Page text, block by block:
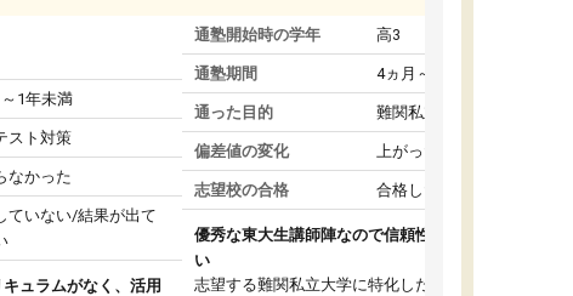
1年未満
スト対策
なかった
ていない/結果が出て
ュラムがなく、活用
通塾開始時の学年 高3
通塾期間 4ヵ月～1年未満
通った目的 難関私立受験対策
偏差値の変化 上がった
志望校の合格 合格した
優秀な東大生講師陣なので信頼性や安心感が高
い
志望する難関私立大学に特化した準備をしたい